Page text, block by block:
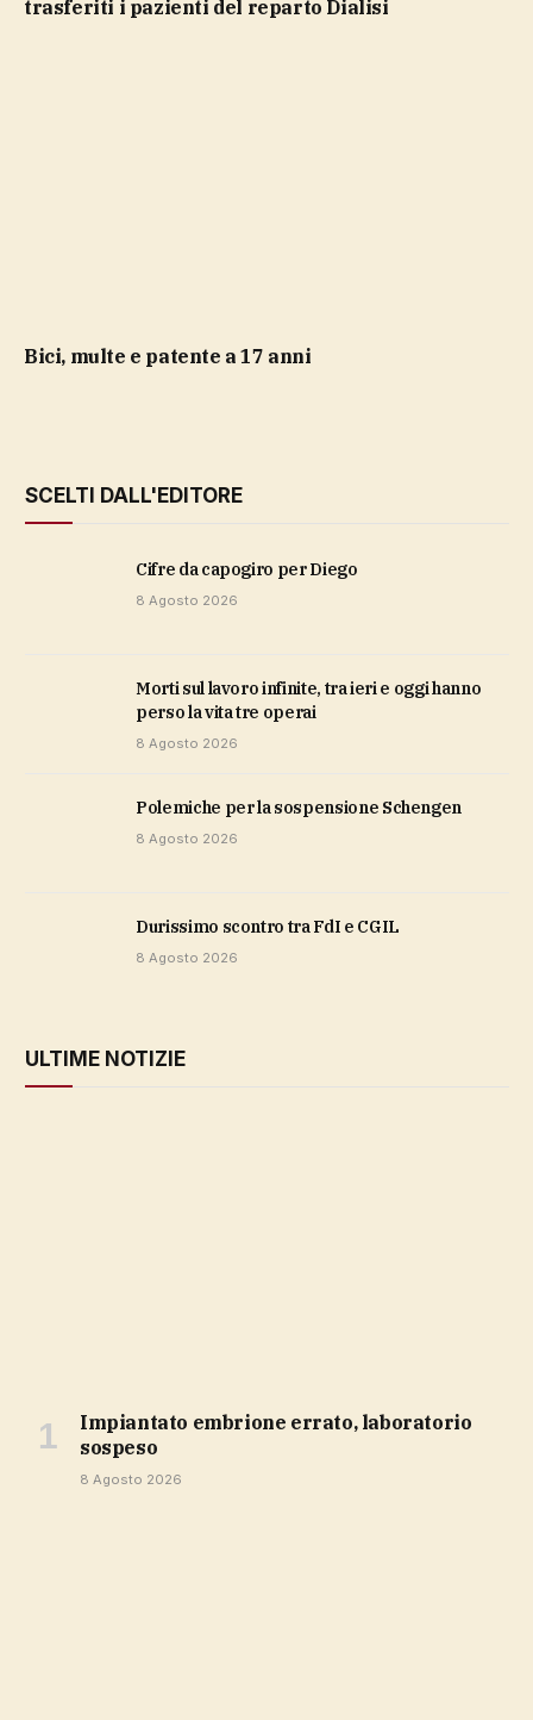
trasferiti i pazienti del reparto Dialisi
bici, multe e patente a 17 anni
SCELTI DALL'EDITORE
cifre da capogiro per Diego
8 Agosto 2026
Morti sul lavoro infinite, tra ieri e oggi hanno
perso la vita tre operai
8 Agosto 2026
polemiche per la sospensione Schengen
8 Agosto 2026
durissimo scontro tra FdI e CGIL
8 Agosto 2026
ULTIME NOTIZIE
impiantato embrione errato, laboratorio
sospeso
8 Agosto 2026